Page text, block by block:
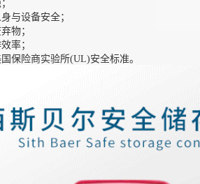
与设备安全；
物；
率；
保险商实验所(UL)安全标准。